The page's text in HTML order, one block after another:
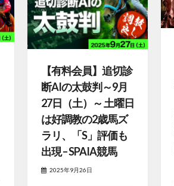
【有料会員】追切診
断AIの太鼓判～9月
27日（土）～ 土曜日
は好調教の2歳馬ズ
ラリ、「S」評価も
出現 – SPAIA競馬
2025年9月26日